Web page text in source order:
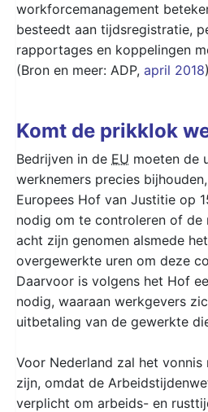
workforcemanagement
besteedt aan tijdsregistratie,
rapportages en koppelingen
(Bron en meer: ADP, april 2018)
Komt de prikklok
Bedrijven in de EU moeten de
werknemers precies
Europees Hof van Justitie op
nodig om te controleren of de
acht zijn genomen alsmede
overgewerkte uren om deze
Daarvoor is volgens het Hof
nodig, waaraan werkgevers
uitbetaling van de gewerkte
Voor Nederland zal het vonnis
zijn, omdat de
verplicht om arbeids- en